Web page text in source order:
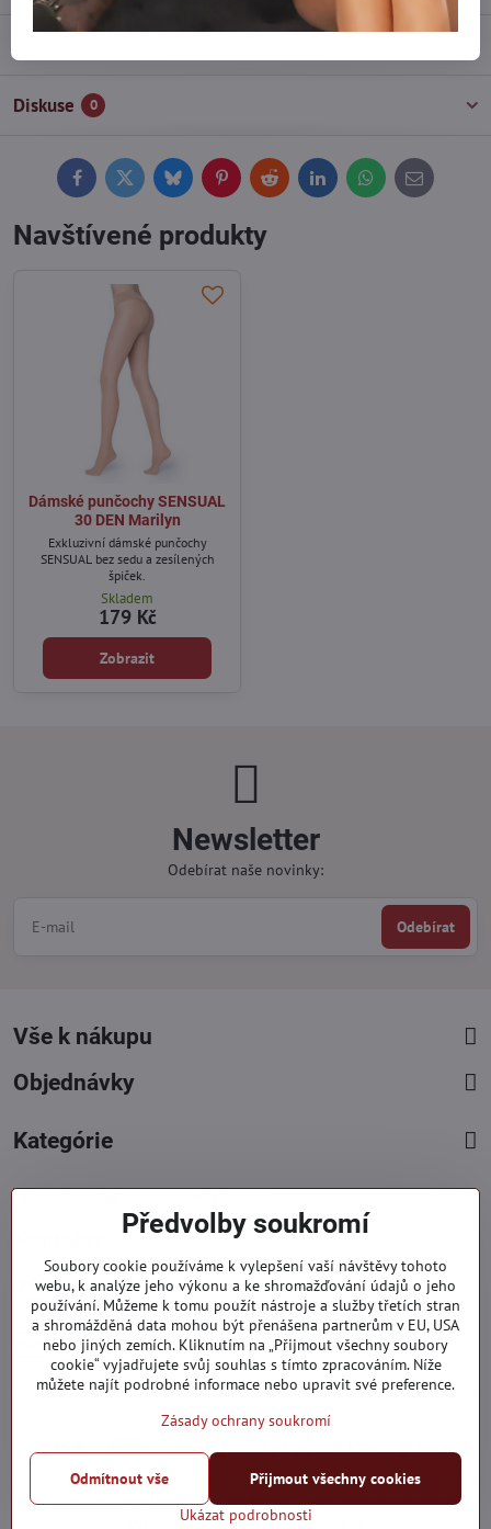
Diskuse 0
FacebookTwitterBlueskyPinterestReddit LinkedInWhatsApp
E-
mail
Navštívené produkty
Dámské punčochy SENSUAL
30 DEN Marilyn
Exkluzivní dámské punčochy
SENSUAL bez sedu a zesílených
špiček.
Skladem
179 Kč
Zobrazit
Newsletter
Odebírat naše novinky:
Odebírat
Vše k nákupu
Objednávky
Kategórie
+421 919 060 751
Pondělí - Pátek : 09:00 - 15:00 hod.
info​@everlady​.eu
Non stop ( 24/7 )
©2026CopyrightPředvolby soukromíZásady ochrany soukromí
Předvolby soukromí
Soubory cookie používáme k vylepšení vaší návštěvy tohoto
webu, k analýze jeho výkonu a ke shromažďování údajů o jeho
používání. Můžeme k tomu použít nástroje a služby třetích stran
a shromážděná data mohou být přenášena partnerům v EU, USA
nebo jiných zemích. Kliknutím na „Přijmout všechny soubory
cookie“ vyjadřujete svůj souhlas s tímto zpracováním. Níže
můžete najít podrobné informace nebo upravit své preference.
Zásady ochrany soukromí
Ukázat podrobnosti
Přijmout všechny cookies
Odmítnout vše